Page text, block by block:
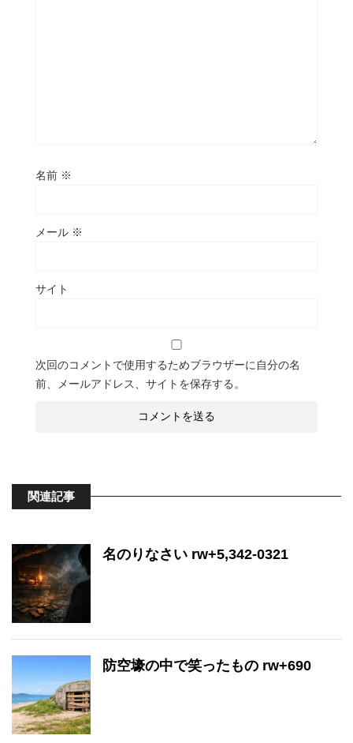
名前 ※
メール ※
サイト
次回のコメントで使用するためブラウザーに自分の名
前、メールアドレス、サイトを保存する。
関連記事
名のりなさい rw+5,342-0321
防空壕の中で笑ったもの rw+690